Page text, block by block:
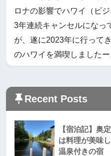
ロナの影響でハワイ（ビ
3年連続キャンセルになっ
が、遂に2023年に行って
のハワイを満喫しましたー
Recent Posts
【宿泊記】奥
は料理が美味
温泉付きの宿